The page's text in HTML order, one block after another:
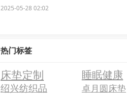
2025-05-28 02:02
热门标签
床垫定制 睡眠健康
绍兴纺织品 卓月圆床垫